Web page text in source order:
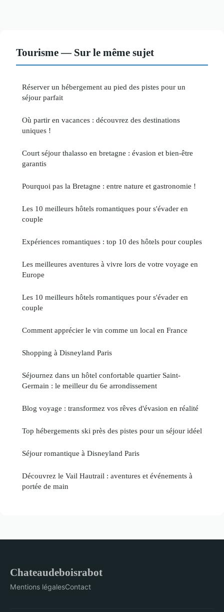
Tourisme — Sur le même sujet
Réserver un hébergement au pied des pistes pour un
séjour parfait
Où partir en vacances : découvrez des destinations
uniques !
Court séjour thalasso en bretagne : évasion et bien-être
garantis
Pourquoi pas la Bretagne : entre nature et gastronomie !
Les 10 meilleurs hôtels romantiques pour s'évader en
couple
Expériences romantiques : top 10 des hôtels pour couples
Les meilleures aventures à vivre lors de votre voyage en
Europe
Les 10 meilleurs hôtels romantiques pour s'évader en
couple
Comment apprécier le vin comme un local en France
Shopping à Disneyland Paris
Séjournez dans un hôtel confortable quartier Saint-
Germain : le meilleur du 6e arrondissement
Blog voyage : transformez vos rêves d'évasion en réalité
Top hébergements ski près des pistes pour un séjour idéel
Séjour romantique à Disneyland Paris
Découvrez le Vail Hautrail : aventures et événements à
portée de main
Chateaudeboisrabot
Mentions légalesContact